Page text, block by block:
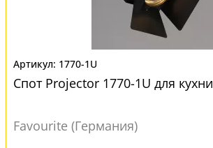
1770-1U
Спот Projector 1770-1U для кухни
Favourite (Германия)